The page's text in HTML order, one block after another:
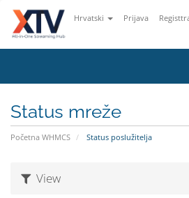
Hrvatski Prijava
Status mreže
Početna WHMCS Status poslužitelja
View